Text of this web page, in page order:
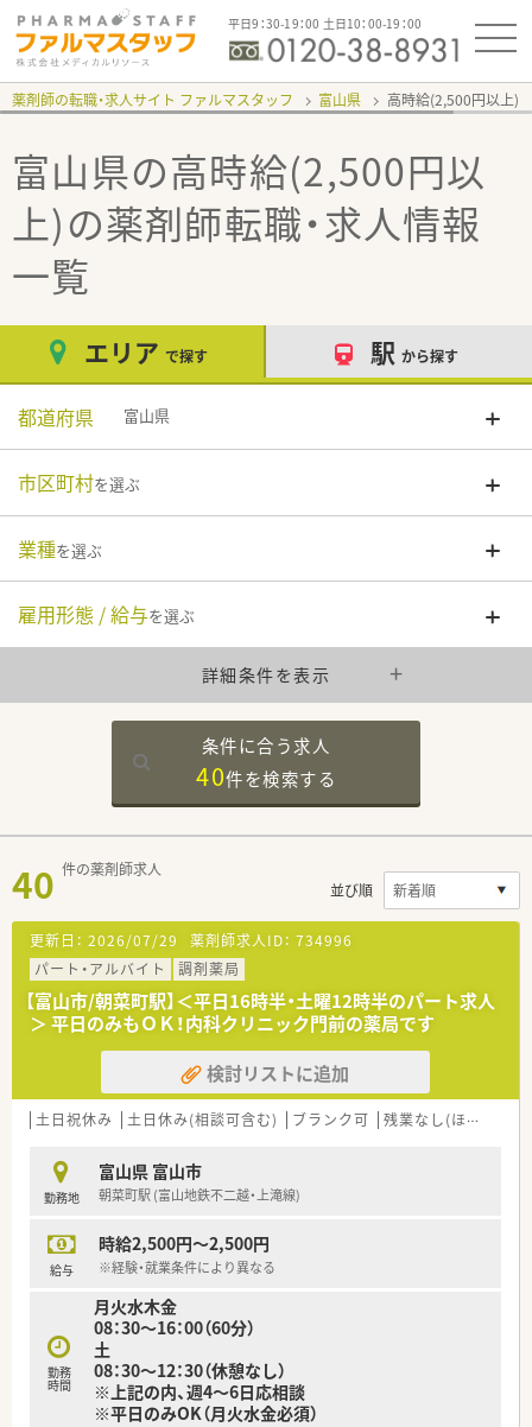
平日9：30-19：00 土日10：00-19：00
薬剤師の転職・求人サイト ファルマスタッフ 富山県 高時給(2,500円以上)
富山県の高時給(2,500円以
上)の薬剤師転職・求人情報
一覧
エリア で探す 駅 から探す
都道府県 富山県
市区町村を選ぶ
業種を選ぶ
雇用形態 / 給与を選ぶ
詳細条件を表示
条件に合う求人
40件を検索する
40 件の薬剤師求人
並び順
更新日： 2026/07/29 薬剤師求人ID： 734996
パート・アルバイト
調剤薬局
【富山市/朝菜町駅】＜平日16時半・土曜12時半のパート求人
＞ 平日のみもＯＫ！内科クリニック門前の薬局です
検討リストに追加
土日祝休み 土日休み(相談可含む) ブランク可 残業なし(ほぼなし含む)
勤務地
富山県 富山市
朝菜町駅 (富山地鉄不二越・上滝線)
給与
時給2,500円～2,500円
※経験・就業条件により異なる
勤務
時間
月火水木金
08：30～16：00（60分）
土
08：30～12：30（休憩なし）
※上記の内、週4～6日応相談
※平日のみOK（月火水金必須）